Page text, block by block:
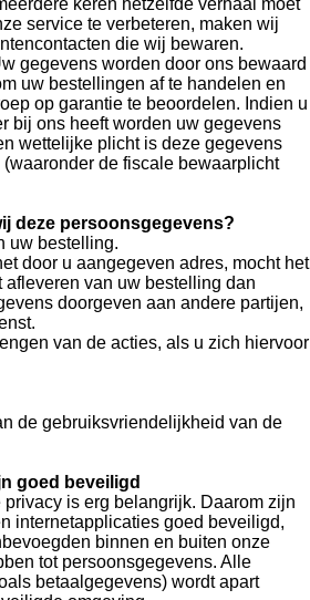
keren hetzelfde verhaal moet
service te verbeteren, maken wij
die wij bewaren.
gegevens worden door ons bewaard
uw bestellingen af te handelen en
op garantie te beoordelen. Indien u
bij ons heeft worden uw gegevens
wettelijke plicht is deze gegevens
(waaronder de fiscale bewaarplicht
deze persoonsgegevens?
uw bestelling.
door u aangegeven adres, mocht het
afleveren van uw bestelling dan
doorgeven aan andere partijen,
van de acties, als u zich hiervoor
de gebruiksvriendelijkheid van de
goed beveiligd
is erg belangrijk. Daarom zijn
internetapplicaties goed beveiligd,
binnen en buiten onze
tot persoonsgegevens. Alle
betaalgegevens) wordt apart